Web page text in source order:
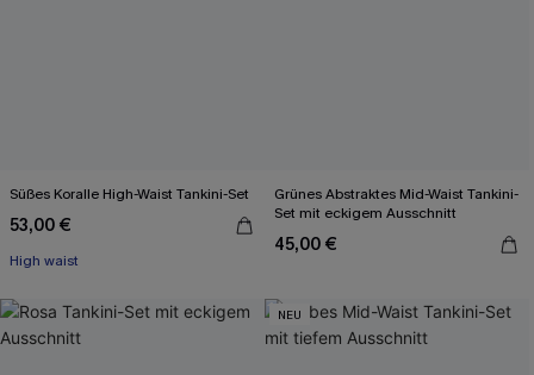
Süßes Koralle High-Waist Tankini-Set
53,00 €
High waist
Grünes Abstraktes Mid-Waist Tankini-
Set mit eckigem Ausschnitt
45,00 €
NEU